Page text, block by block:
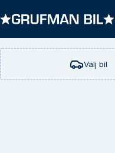
Välj bil